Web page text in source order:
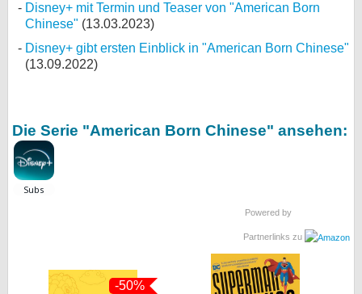
Disney+ mit Termin und Teaser von "American Born
Chinese" (13.03.2023)
Disney+ gibt ersten Einblick in "American Born Chinese"
(13.09.2022)
Die Serie "American Born Chinese" ansehen:
Powered by
Partnerlinks zu
-50%